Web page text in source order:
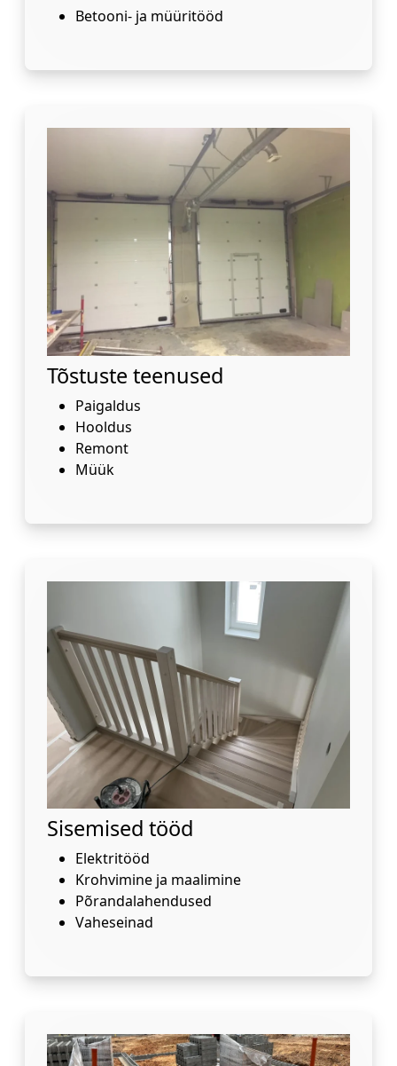
Betooni- ja müüritööd
Tõstuste teenused
Paigaldus
Hooldus
Remont
Müük
Sisemised tööd
Elektritööd
Krohvimine ja maalimine
Põrandalahendused
Vaheseinad